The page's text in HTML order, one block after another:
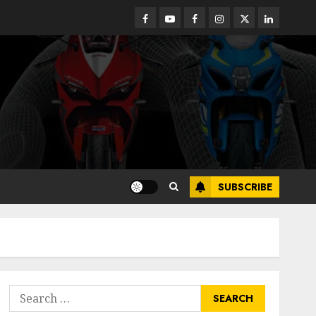
Facebook
YoutubeFacebookInstagram
Twitterlinkedin
SUBSCRIBE
Search
for: